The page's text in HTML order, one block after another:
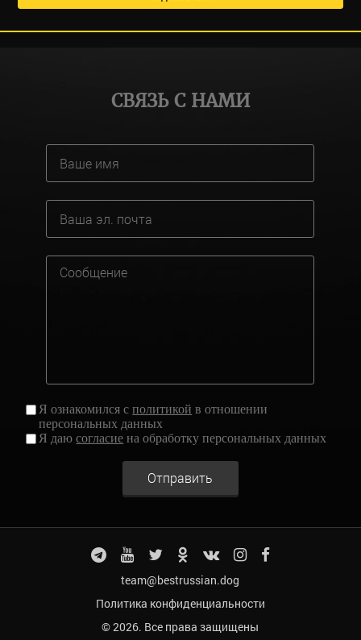
СВЯЗЬ С НАМИ
Я ознакомился сполитикой в отношении
персональных данных
Я даюсогласие на обработку персональных данных
Отправить
team@bestrussian.dog
Политика конфиденциальности
© 2026. Все права защищены